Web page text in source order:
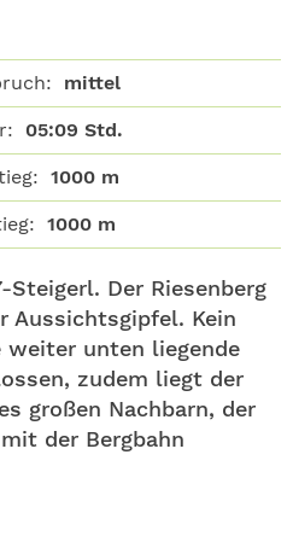
mittel
05:09 Std.
1000 m
1000 m
Der Riesenberg
Aussichtsgipfel. Kein
unten liegende
zudem liegt der
großen Nachbarn, der
der Bergbahn